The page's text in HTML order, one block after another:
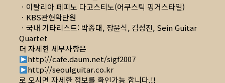
ㆍ이탈리아 페피노 다고스티노(어쿠스틱 핑거스타일)
ㆍKBS관현악단원
ㆍ국내 기타리스트: 박종대, 장윤식, 김성진, Sein Guitar
Quartet
더 자세한 세부사항은
http://cafe.daum.net/sigf2007
http://seoulguitar.co.kr
로 오시면 자세한 정보를 확인가능 합니다.!!